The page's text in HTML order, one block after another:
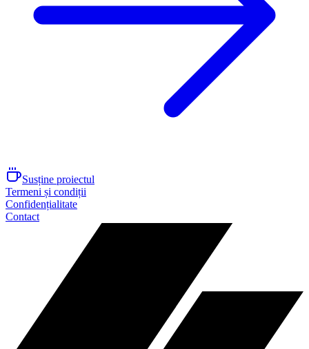
Susține proiectul
Termeni și condiții
Confidențialitate
Contact